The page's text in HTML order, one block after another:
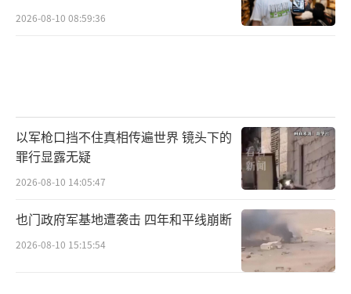
2026-08-10 08:59:36
以军枪口挡不住真相传遍世界 镜头下的
罪行显露无疑
2026-08-10 14:05:47
也门政府军基地遭袭击 四年和平线崩断
2026-08-10 15:15:54